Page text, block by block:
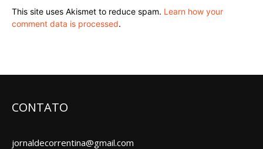
This site uses Akismet to reduce spam. Learn how your
comment data is processed.
CONTATO
jornaldecorrentina@gmail.com